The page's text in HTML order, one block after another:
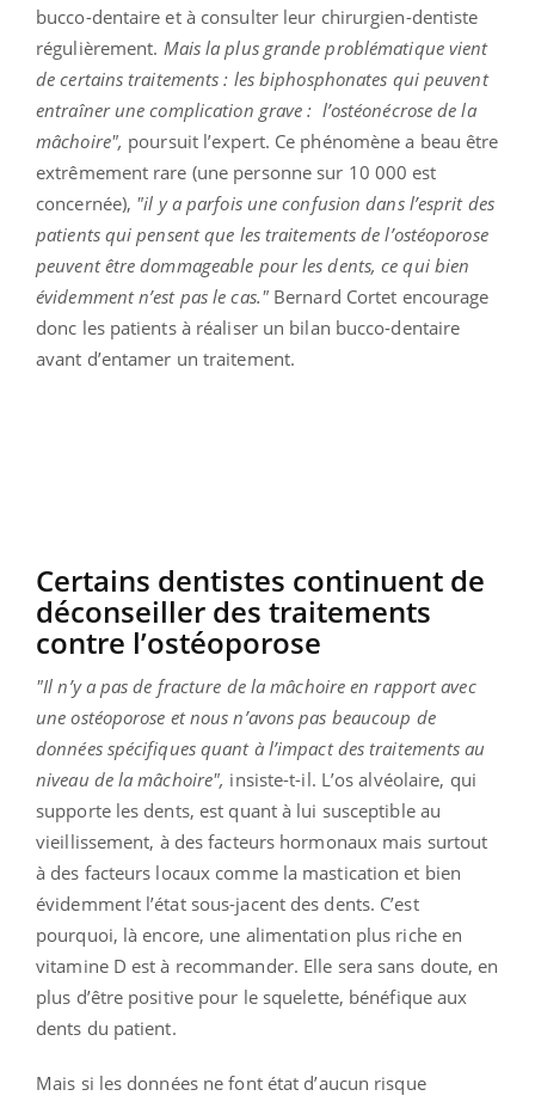
bucco-dentaire et à consulter leur chirurgien-dentiste
régulièrement. Mais la plus grande problématique vient
de certains traitements : lesbiphosphonates qui peuvent
entraîner une complication grave : l’ostéonécrose de la
mâchoire", poursuit l’expert. Ce phénomène a beau être
extrêmement rare (une personne sur 10 000 est
concernée), "il y a parfois une confusion dans l’esprit des
patients qui pensent que les traitements de l’ostéoporose
peuvent être dommageable pour les dents, ce qui bien
évidemment n’est pas le cas."Bernard Cortet encourage
donc les patients à réaliser un bilan bucco-dentaire
avant d’entamer un traitement.
Certains dentistes continuent de
déconseiller des traitements
contre l’ostéoporose
"Il n’y a pas de fracture de la mâchoire en rapport avec
une ostéoporose et nous n’avons pas beaucoup de
données spécifiques quant à l’impact des traitements au
niveau de la mâchoire", insiste-t-il. L’os alvéolaire, qui
supporte les dents, est quant à lui susceptible au
vieillissement, à des facteurs hormonaux mais surtout
à des facteurs locaux comme la mastication et bien
évidemment l’état sous-jacent des dents. C’est
pourquoi, là encore, une alimentation plus riche en
vitamine D est à recommander. Elle sera sans doute, en
plus d’être positive pour le squelette, bénéfique aux
dents du patient.
Mais si les données ne font état d’aucun risque